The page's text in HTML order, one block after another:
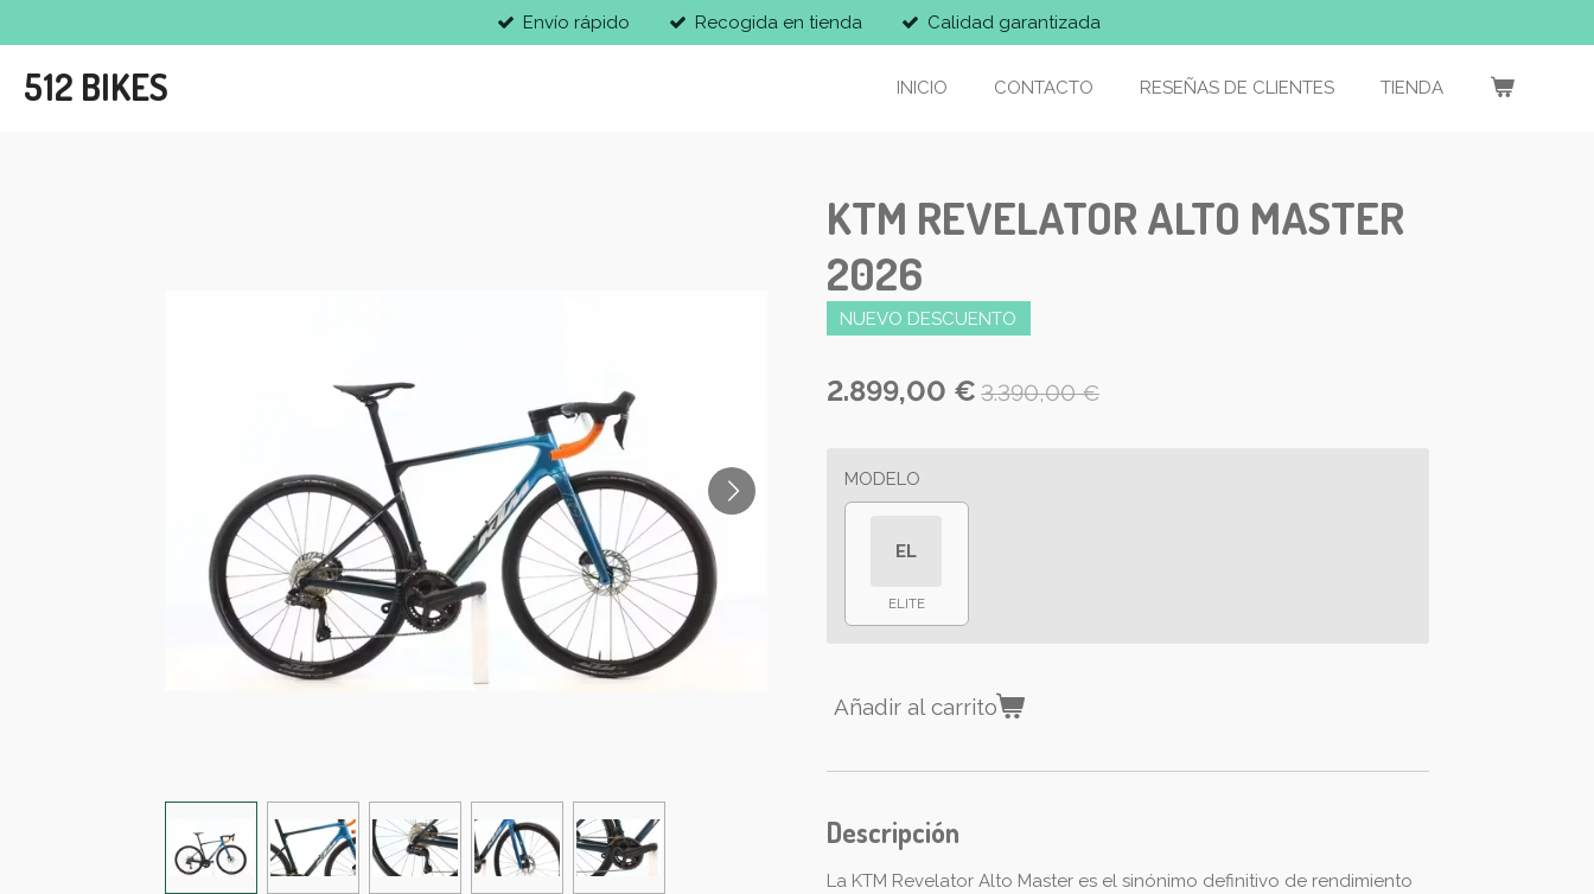
al
contenido
principal
Envío rápido Recogida en tienda Calidad garantizada
512 BIKES INICIO CONTACTO RESEÑAS DE CLIENTES TIENDA
KTM REVELATOR ALTO MASTER
2026
NUEVO DESCUENTO
2.899,00 € 3.390,00 €
MODELO
EL
ELITE
Añadir al carrito
Descripción
La KTM Revelator Alto Master es el sinónimo definitivo de rendimiento